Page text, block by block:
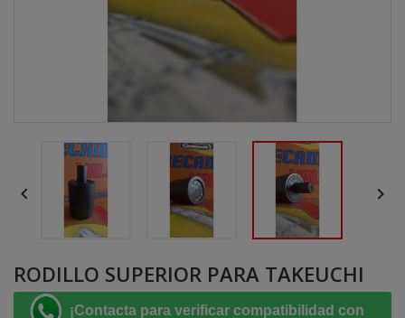
 
RODILLO SUPERIOR PARA TAKEUCHI
¡Contacta para verificar compatibilidad con